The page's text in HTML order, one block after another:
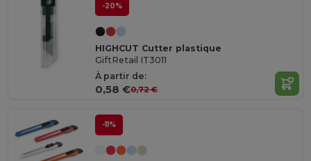
-20%
HIGHCUT Cutter plastique
GiftRetail IT3011
À partir de:
0,58 €0,72 €
-11%